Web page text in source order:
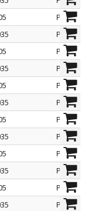
PG
PG
PG
PG
PG
PG
PG
PG
PG
PG
PG
PG